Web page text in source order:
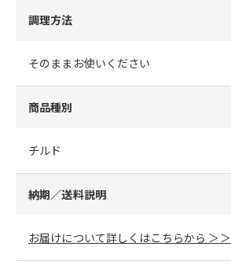
調理方法
そのままお使いください
商品種別
チルド
納期／送料説明
お届けについて詳しくはこちらから ＞＞